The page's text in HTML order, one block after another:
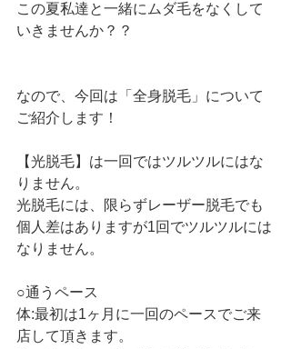
この夏私達と一緒にムダ毛をなくして
いきませんか？？
なので、今回は「全身脱毛」について
ご紹介します！
【光脱毛】は一回ではツルツルにはな
りません。
光脱毛には、限らずレーザー脱毛でも
個人差はありますが1回でツルツルには
なりません。
○通うペース
体:最初は1ヶ月に一回のペースでご来
店して頂きます。